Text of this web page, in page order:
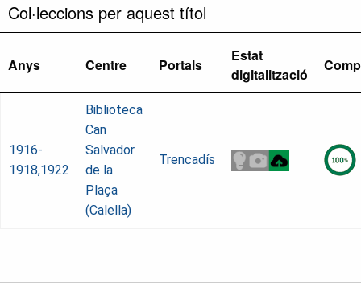
Col·leccions per aquest títol
Anys Centre Portals
Estat
digitalització
1916-
1918,1922
Biblioteca
Can
Salvador
de la
Plaça
(Calella)
Trencadís